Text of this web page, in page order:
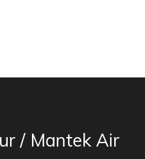
/ Mantek Air